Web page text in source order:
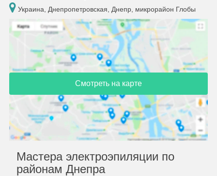
Украина, Днепропетровская, Днепр, микрорайон Глобы
Смотреть на карте
Мастера электроэпиляции по
районам Днепра